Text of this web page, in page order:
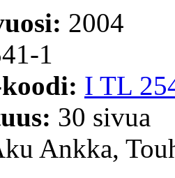
2004
1
I TL
30 sivua
Ankka,